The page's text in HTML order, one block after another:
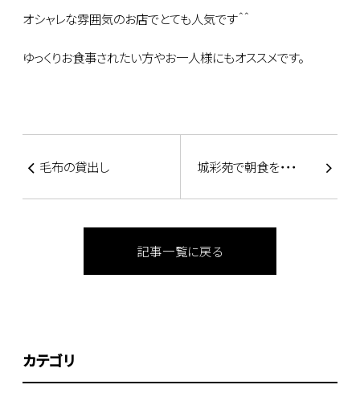
オシャレな雰囲気のお店でとても人気です＾＾
ゆっくりお食事されたい方やお一人様にもオススメです。
毛布の貸出し 城彩苑で朝食を・・・
記事一覧に戻る
カテゴリ